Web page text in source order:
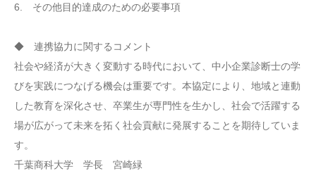
6. その他目的達成のための必要事項
◆ 連携協力に関するコメント
社会や経済が大きく変動する時代において、中小企業診断士の学
びを実践につなげる機会は重要です。本協定により、地域と連動
した教育を深化させ、卒業生が専門性を生かし、社会で活躍する
場が広がって未来を拓く社会貢献に発展することを期待していま
す。
千葉商科大学 学長 宮崎緑